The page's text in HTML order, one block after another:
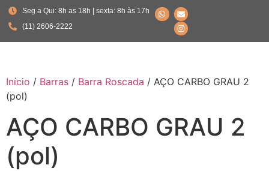
Seg a Qui: 8h as 18h | sexta: 8h às 17h
(11) 2606-2222
Início / Barras / Barra Roscada / AÇO CARBO GRAU 2
(pol)
AÇO CARBO GRAU 2
(pol)